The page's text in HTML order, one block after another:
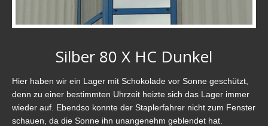
Silber 80 X HC Dunkel
Hier haben wir ein Lager mit Schokolade vor Sonne geschützt,
denn zu einer bestimmten Uhrzeit heizte sich das Lager immer
wieder auf. Ebendso konnte der Staplerfahrer nicht zum Fenster
schauen, da die Sonne ihn unangenehm geblendet hat.